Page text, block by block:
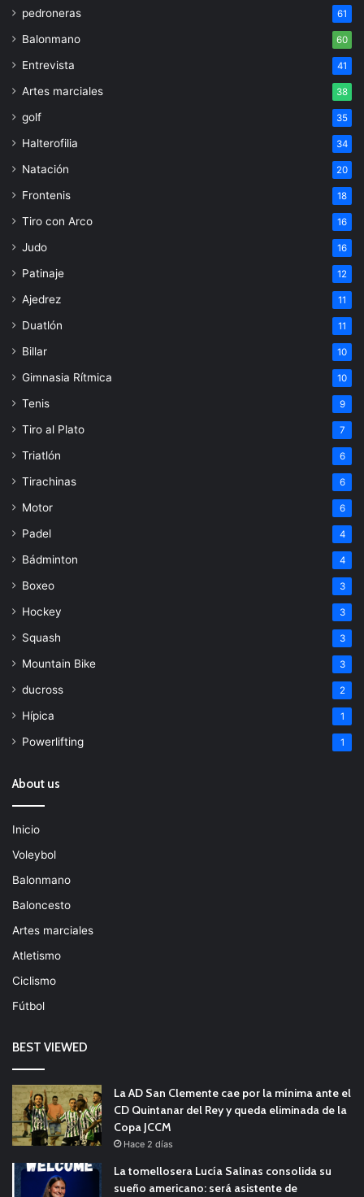
pedroneras 61
Balonmano 60
Entrevista 41
Artes marciales 38
golf 35
Halterofilia 34
Natación 20
Frontenis 18
Tiro con Arco 16
Judo 16
Patinaje 12
Ajedrez 11
Duatlón 11
Billar 10
Gimnasia Rítmica 10
Tenis 9
Tiro al Plato 7
Triatlón 6
Tirachinas 6
Motor 6
Padel 4
Bádminton 4
Boxeo 3
Hockey 3
Squash 3
Mountain Bike 3
ducross 2
Hípica 1
Powerlifting 1
About us
Inicio
Voleybol
Balonmano
Baloncesto
Artes marciales
Atletismo
Ciclismo
Fútbol
BEST VIEWED
La AD San Clemente cae por la mínima ante el
CD Quintanar del Rey y queda eliminada de la
Copa JCCM
Hace 2 días
La tomellosera Lucía Salinas consolida su
sueño americano: será asistente de